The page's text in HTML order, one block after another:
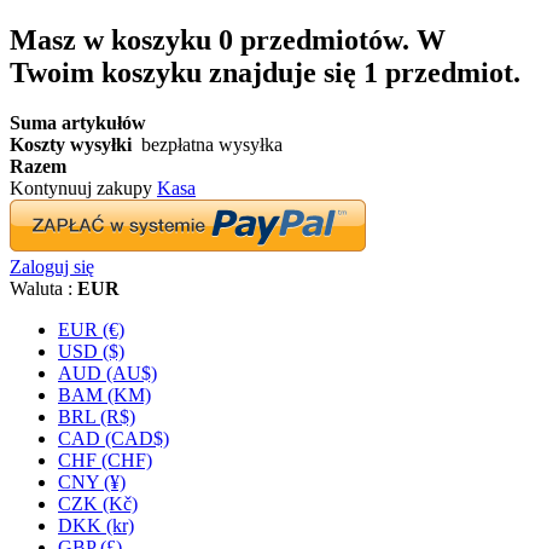
Masz w koszyku 0 przedmiotów. W
Twoim koszyku znajduje się 1 przedmiot.
Suma artykułów
Koszty wysyłki bezpłatna wysyłka
Razem
Kontynuuj zakupy Kasa
Zaloguj się
Waluta : EUR
EUR (€)
USD ($)
AUD (AU$)
BAM (KM)
BRL (R$)
CAD (CAD$)
CHF (CHF)
CNY (¥)
CZK (Kč)
DKK (kr)